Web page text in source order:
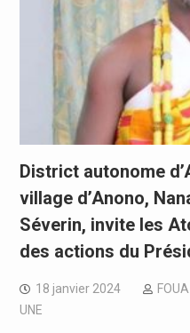
District autonome
village d’Anono,
Séverin, invite les
des actions du
18 janvier 2024
UNE